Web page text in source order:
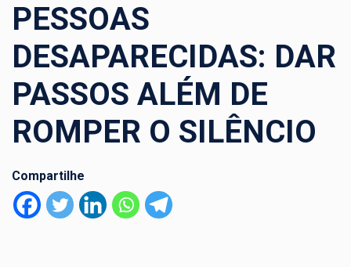
PESSOAS
DESAPARECIDAS: DAR
PASSOS ALÉM DE
ROMPER O SILÊNCIO
Compartilhe